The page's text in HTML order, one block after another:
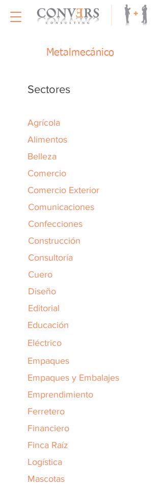
Metalmecánico
Sectores
Agrícola
Alimentos
Belleza
Comercio
Comercio Exterior
Comunicaciones
Confecciones
Construcción
Consultoría
Cuero
Diseño
Editorial
Educación
Eléctrico
Empaques
Empaques y Embalajes
Emprendimiento
Ferretero
Financiero
Finca Raíz
Logística
Mascotas